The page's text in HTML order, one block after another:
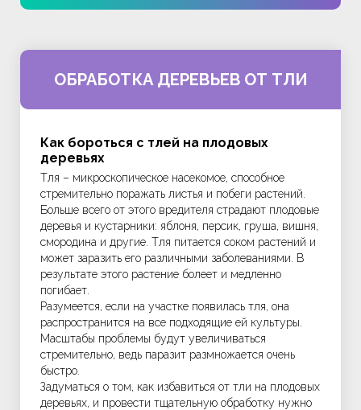
ОБРАБОТКА ДЕРЕВЬЕВ ОТ ТЛИ
Как бороться с тлей на плодовых
деревьях
Тля – микроскопическое насекомое, способное
стремительно поражать листья и побеги растений.
Больше всего от этого вредителя страдают плодовые
деревья и кустарники: яблоня, персик, груша, вишня,
смородина и другие. Тля питается соком растений и
может заразить его различными заболеваниями. В
результате этого растение болеет и медленно
погибает.
Разумеется, если на участке появилась тля, она
распространится на все подходящие ей культуры.
Масштабы проблемы будут увеличиваться
стремительно, ведь паразит размножается очень
быстро.
Задуматься о том, как избавиться от тли на плодовых
деревьях, и провести тщательную обработку нужно